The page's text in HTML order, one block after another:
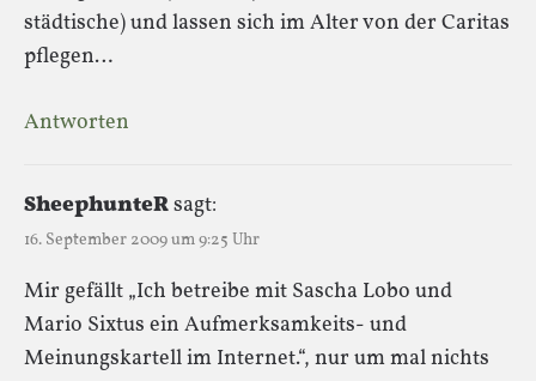
städtische) und lassen sich im Alter von der Caritas
pflegen…
Antworten
SheephunteRsagt:
16. September 2009 um 9:25 Uhr
Mir gefällt „Ich betreibe mit Sascha Lobo und
Mario Sixtus ein Aufmerksamkeits- und
Meinungskartell im Internet.“, nur um mal nichts